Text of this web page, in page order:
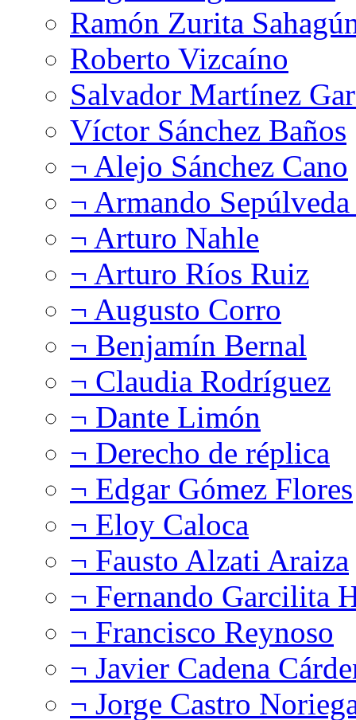
Ramón Zurita
Roberto Vizcaíno
Salvador Martínez
Víctor Sánchez Baños
¬ Alejo Sánchez Cano
¬ Armando
¬ Arturo Nahle
¬ Arturo Ríos Ruiz
¬ Augusto Corro
¬ Benjamín Bernal
¬ Claudia Rodríguez
¬ Dante Limón
¬ Derecho de réplica
¬ Edgar Gómez Flores
¬ Eloy Caloca
¬ Fausto Alzati Araiza
¬ Fernando Garcilita
¬ Francisco Reynoso
¬ Javier Cadena
¬ Jorge Castro